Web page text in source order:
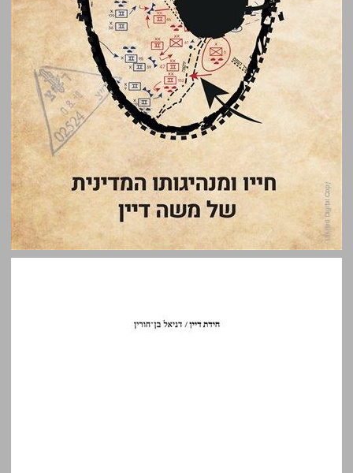
חידת דיין : חייו ומנהיגותו המדינית של משה דיין ... 0